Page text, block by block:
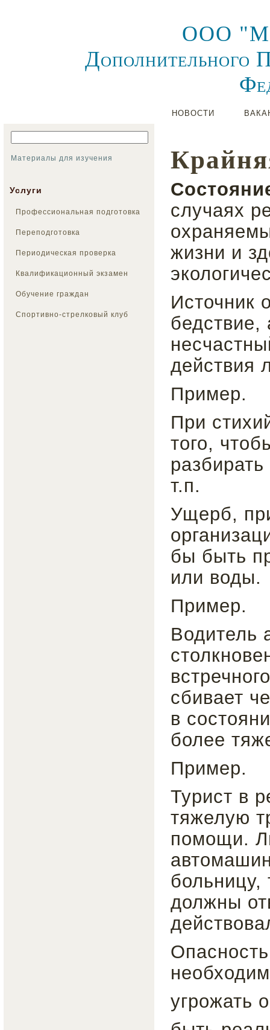
ООО
Дополнительного
НОВОСТИ
Материалы для изучения
Услуги
Профессиональная подготовка
Переподготовка
Периодическая проверка
Квалификационный экзамен
Обучение граждан
Спортивно-стрелковый клуб
случаях
жизни и
Источник
бедствие,
действия
Пример.
При
того,
т.п.
Ущерб,
бы быть
или воды.
Пример.
Водитель
сбивает
в
более
Пример.
Турист в
тяжелую
помощи.
больницу,
должны
угрожать